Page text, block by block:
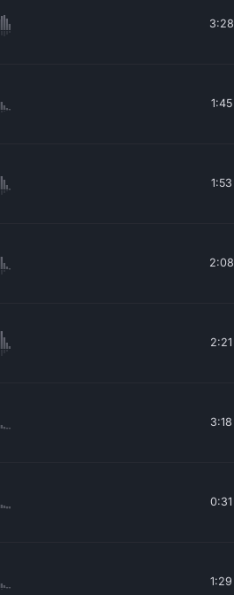
3:28
1:45
1:53
2:08
2:21
3:18
0:31
1:29